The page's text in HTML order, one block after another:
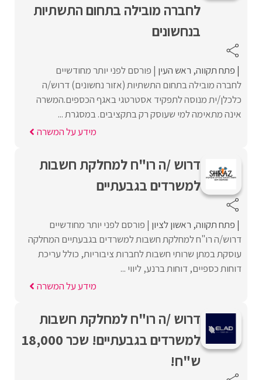
לחברה מובילה בתחום התשתיות
בנחשונים
פתח תקווה ראש העין פורסם לפני יותר מחודשיים
לחברה מובילה בתחום התשתיות (אזור נחשונים) דרוש/ה
כלכלן/ית מנוסה לתפקיד אסטרטגי באגף הכספים.המשרה
אינה מתאימה למי שעוסק רק בתקציבים. במסגרת ...
מידע על המשרה
דרוש /ה רו"ח למחלקת חשבות
למשרדים בגבעתיים
פתח תקווה ראשון לציון פורסם לפני יותר מחודשיים
דרוש/ה רו"ח למחלקת חשבות למשרדים בגבעתיים המחלקה
עוסקת במתן שרותי חשבות לחברות ציבוריות, כולל עריכת
דוחות כספיים, דוחות ברנע, ליווי ...
מידע על המשרה
דרוש /ה רו"ח למחלקת חשבות
למשרדים בגבעתיים! שכר 18,000
ש"ח!